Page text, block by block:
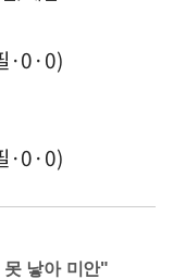
·0·0)
·0·0)
낳아 미안"